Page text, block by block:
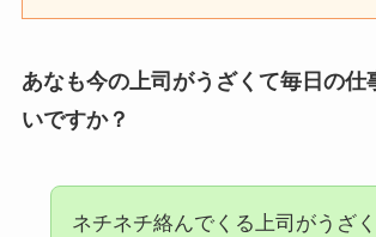
あなも今の上司がうざくて毎日の仕
いですか？
ネチネチ絡んでくる上司がうざく